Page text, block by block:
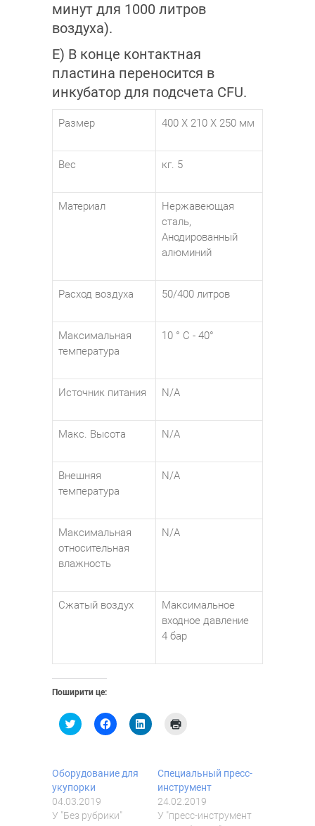
минут для 1000 литров
воздуха).
E) В конце контактная
пластина переносится в
инкубатор для подсчета CFU.
Размер 400 X 210 X 250 мм
Вес кг. 5
Материал
Нержавеющая
сталь,
Анодированный
алюминий
Расход воздуха 50/400 литров
Максимальная
температура
10 ° C - 40°
Источник питания N/A
Макс. Высота N/A
Внешняя
температура
N/A
Максимальная
относительная
влажность
N/A
Сжатый воздух
Максимальное
входное давление
4 бар
Поширити це:
Н
а
і
т
ь
,
щ
о
Н
а
і
о
б
Н
а
і
т
ь
,
щ
о
Оборудование для
укупорки
04.03.2019
У "Без рубрики"
Специальный пресс-
инструмент
24.02.2019
У "пресс-инструмент